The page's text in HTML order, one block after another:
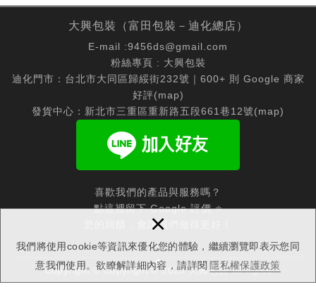
我們將使用cookie等資訊來優化您的體驗，繼續瀏覽即表示您同
意我們使用。欲瞭解詳細內容，請詳閱 隱私權保護政策
×
大興包裝（富田包裝－迪化總店）
E-mail :9456ds@gmail.com
粉絲專頁 : 大興包裝
迪化門市：台北市大同區歸綏街232號｜600+ 則 Google 商家
好評(map)
發貨中心：新北市三重區重新路五段661巷12號(map)
喜歡我們的產品與服務嗎？
點這裡留下 Google 評價 ⭐
您的回饋，會讓我們做得更好！
Copyright © Copyright © 2025 大興包裝 all rights